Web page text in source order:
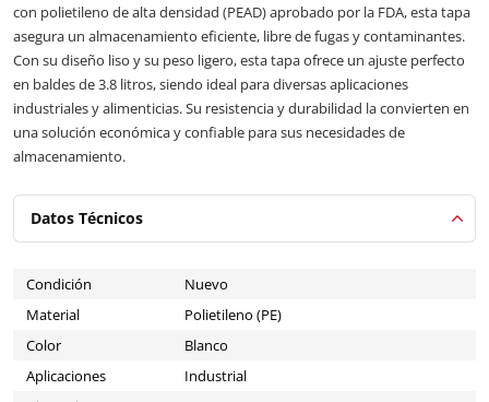
con polietileno de alta densidad (PEAD) aprobado por la FDA, esta tapa
asegura un almacenamiento eficiente, libre de fugas y contaminantes.
Con su diseño liso y su peso ligero, esta tapa ofrece un ajuste perfecto
en baldes de 3.8 litros, siendo ideal para diversas aplicaciones
industriales y alimenticias. Su resistencia y durabilidad la convierten en
una solución económica y confiable para sus necesidades de
almacenamiento.
Datos Técnicos
Condición
Nuevo
Material
Polietileno (PE)
Color
Blanco
Aplicaciones
Industrial